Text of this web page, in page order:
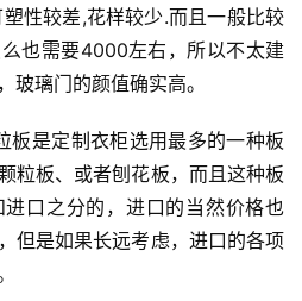
性较差,花样较少.而且一般比较
也需要4000左右，所以不太建
玻璃门的颜值确实高。
是定制衣柜选用最多的一种板
粒板、或者刨花板，而且这种板
口之分的，进口的当然价格也
但是如果长远考虑，进口的各项